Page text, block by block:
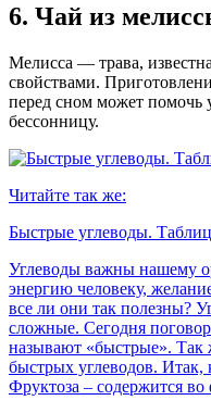
6. Чай из
Мелисса — трава,
свойствами.
перед сном может помочь
бессонницу.
Читайте так же:
Быстрые углеводы.
Углеводы важны нашему
энергию человеку,
все ли они так полезны?
сложные. Сегодня
называют «быстрые». Так
быстрых углеводов. Итак,
Фруктоза – содержится